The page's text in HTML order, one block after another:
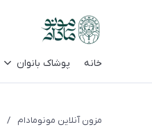
خانه پوشاک بانوان
مزون آنلاین مونومادام /